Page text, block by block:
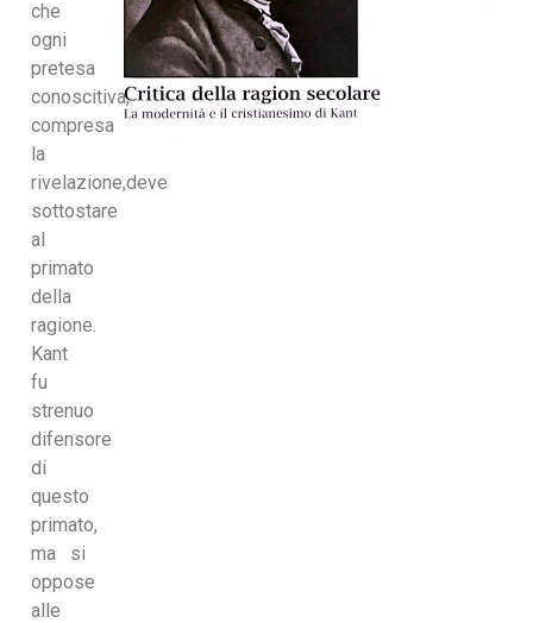
che
ogni
pretesa
conoscitiva,
compresa
la
rivelazione,deve
sottostare
al
primato
della
ragione.
Kant
fu
strenuo
difensore
di
questo
primato,
ma si
oppose
alle